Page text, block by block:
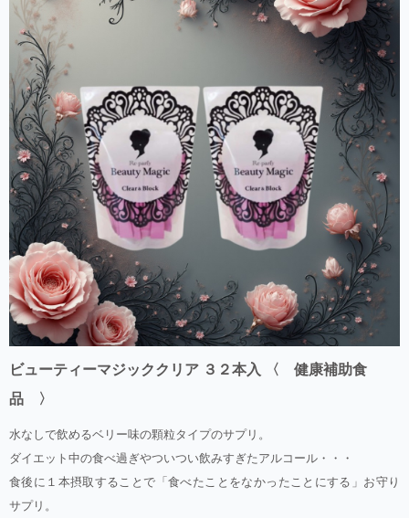
ビューティーマジッククリア ３２本入 〈 健康補助食
品 〉
水なしで飲めるベリー味の顆粒タイプのサプリ。
ダイエット中の食べ過ぎやついつい飲みすぎたアルコール・・・
食後に１本摂取することで「食べたことをなかったことにする」お守り
サプリ。